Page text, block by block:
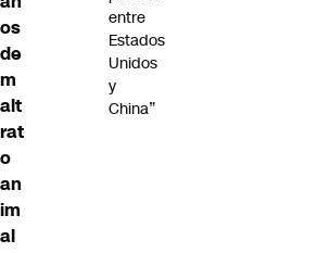
os
de
m
alt
rat
o
an
im
al
entre
Estados
Unidos
y
China”